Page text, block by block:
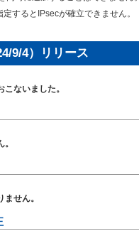
するとIPsecが確立できません。
9/4）リリース
ないました。
せん。